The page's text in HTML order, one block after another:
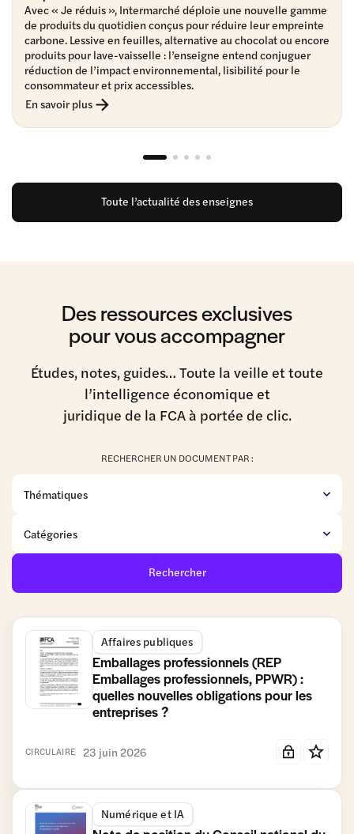
Avec « Je réduis », Intermarché déploie une nouvelle gamme
de produits du quotidien conçus pour réduire leur empreinte
carbone. Lessive en feuilles, alternative au chocolat ou encore
produits pour lave-vaisselle : l’enseigne entend conjuguer
réduction de l’impact environnemental, lisibilité pour le
consommateur et prix accessibles.
En savoir plus
Toute l’actualité des enseignes
Des ressources exclusives
pour vous accompagner
Études, notes, guides… Toute la veille et toute
l’intelligence économique et
juridique de la FCA à portée de clic.
RECHERCHER UN DOCUMENT PAR :
Rechercher
Affaires publiques
Emballages professionnels (REP
Emballages professionnels, PPWR) :
quelles nouvelles obligations pour les
entreprises ?
CIRCULAIRE 23 juin 2026
Numérique et IA